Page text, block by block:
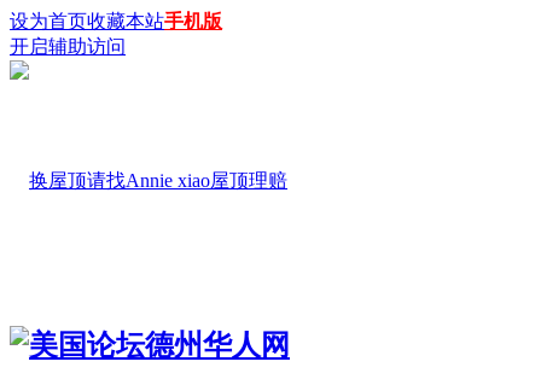
设为首页收藏本站手机版
开启辅助访问